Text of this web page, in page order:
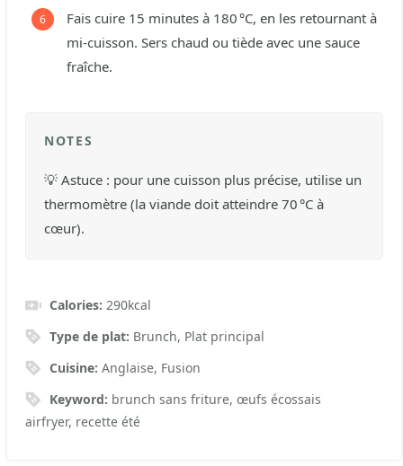
Fais cuire 15 minutes à 180 °C, en les retournant à
mi-cuisson. Sers chaud ou tiède avec une sauce
fraîche.
NOTES
💡 Astuce : pour une cuisson plus précise, utilise un
thermomètre (la viande doit atteindre 70 °C à
cœur).
Calories: 290kcal
Type de plat: Brunch, Plat principal
Cuisine:Anglaise, Fusion
Keyword: brunch sans friture, œufs écossais
airfryer, recette été